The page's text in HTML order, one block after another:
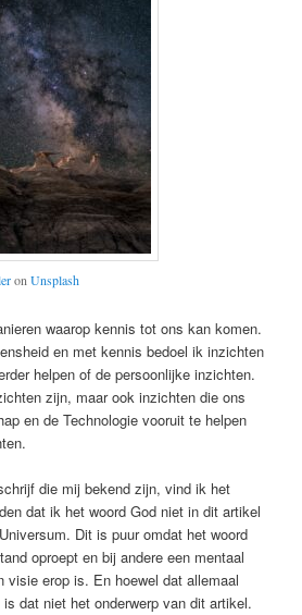
onUnsplash
waarop kennis tot ons kan komen.
en met kennis bedoel ik inzichten
helpen of de persoonlijke inzichten.
zijn, maar ook inzichten die ons
en de Technologie vooruit te helpen
die mij bekend zijn, vind ik het
dat ik het woord God niet in dit artikel
Dit is puur omdat het woord
oproept en bij andere een mentaal
visie erop is. En hoewel dat allemaal
dat niet het onderwerp van dit artikel.